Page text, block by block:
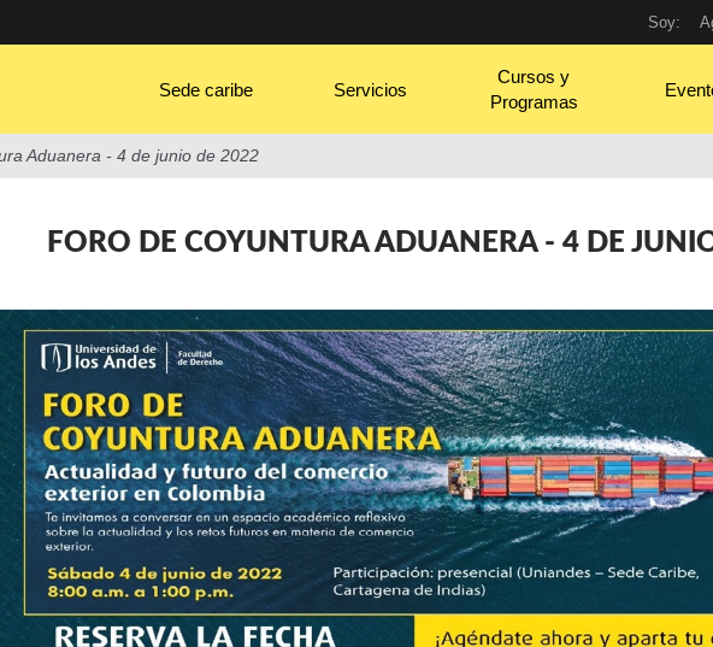
Soy:
Sede caribe Servicios
Cursos y
Programas
Aduanera - 4 de junio de 2022
FORO DE COYUNTURA ADUANERA - 4 DE